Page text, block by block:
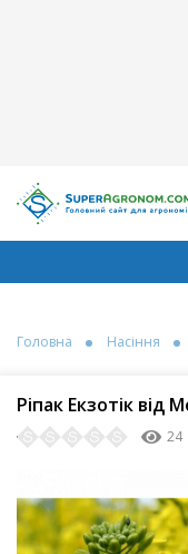
Головна Насіння
Ріпак Екзотік від
24